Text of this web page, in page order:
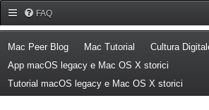
FAQ
Mac Peer Blog(Opens a new tab)
Mac Tutorial (Opens a new tab)
Cultura
App macOS legacy e Mac OS X storici
Tutorial macOS legacy e Mac OS X storici